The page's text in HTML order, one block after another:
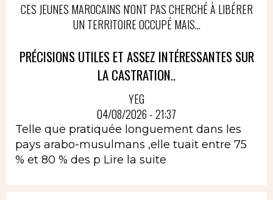
CES JEUNES MAROCAINS N'ONT PAS CHERCHÉ À LIBÉRER
UN TERRITOIRE OCCUPÉ MAIS...
PRÉCISIONS UTILES ET ASSEZ INTÉRESSANTES SUR
LA CASTRATION..
YEG
04/08/2026 - 21:37
Telle que pratiquée longuement dans les
pays arabo-musulmans ,elle tuait entre 75
% et 80 % des p Lire la suite